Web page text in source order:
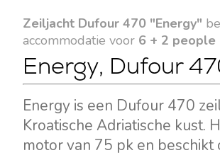
Zeiljacht Dufour 470 "Energy"
accommodatie voor 6 + 2 people
Energy, Dufour
Energy is een Dufour 470
Kroatische Adriatische kust.
motor van 75 pk en